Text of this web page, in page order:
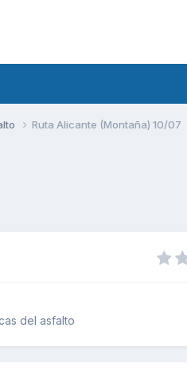
Ruta Alicante (Montaña) 10/07
del asfalto